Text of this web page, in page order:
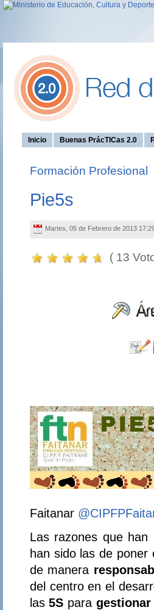
Inicio Buenas PrácTICas 2.0
Formación Profesional
Pie5s
Martes, 05 de Febrero de 2013
( 13
Faitanar
Las razones que
han sido las de
de manera
del centro en el
las5S para